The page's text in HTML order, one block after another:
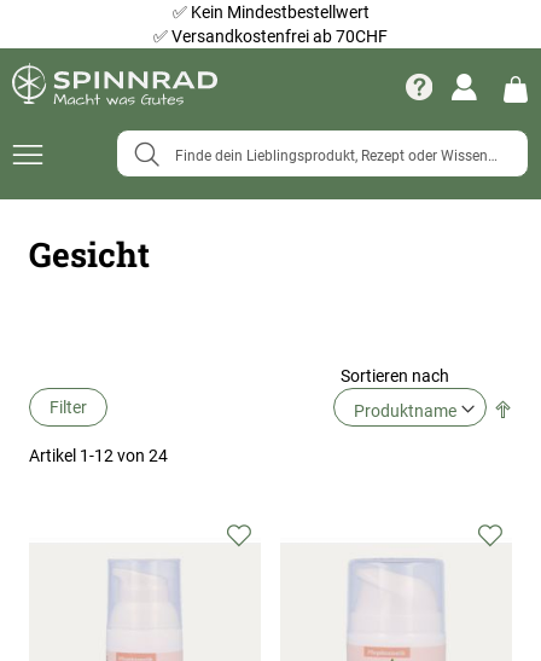
✅ Kein Mindestbestellwert
✅Versandkostenfrei ab 70CHF
Navigation
Gesicht
Filter
Artikel 1-12 von 24
Sortieren nach
Zur Zur